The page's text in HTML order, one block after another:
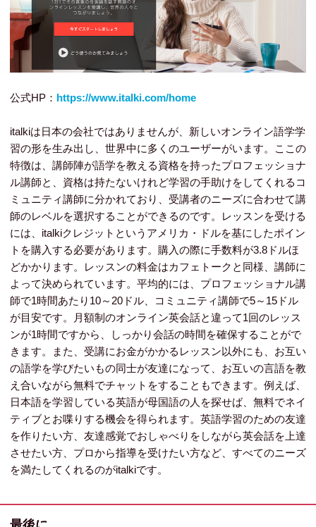
公式HP： https://www.italki.com/home
italkiは日本の会社ではありませんが、新しいオンライン語学学
習の形を生み出し、世界中に多くのユーザーがいます。ここの
特徴は、講師陣が語学を教える資格を持ったプロフェッショナ
ル講師と、資格は持たないけれど学習の手助けをしてくれるコ
ミュニティ講師に分かれており、受講者のニーズに合わせて講
師のレベルを選択することができるのです。レッスンを受ける
には、italkiクレジットというアメリカ・ドルを基にしたポイン
トを購入する必要があります。購入の際に手数料が3.8ドルほ
どかかります。レッスンの料金はカフェトークと同様、講師に
よって決められています。平均的には、プロフェッショナル講
師で1時間あたり10～20ドル、コミュニティ講師で5～15ドル
が目安です。月額制のオンライン英会話と違って1回のレッス
ンが1時間ですから、しっかり会話の時間を確保することがで
きます。また、受講にお金がかかるレッスン以外にも、お互い
の語学を学びたいもの同士が友達になって、お互いの言語を教
え合いながら無料でチャットをすることもできます。例えば、
日本語を学習している英語が母国語の人を探せば、無料でネイ
ティブとお喋りする機会を得られます。英語学習のための友達
を作りたい方、友達感覚でおしゃべりをしながら英会話を上達
させたい方、プロから指導を受けたい方など、すべてのニーズ
を満たしてくれるのがitalkiです。